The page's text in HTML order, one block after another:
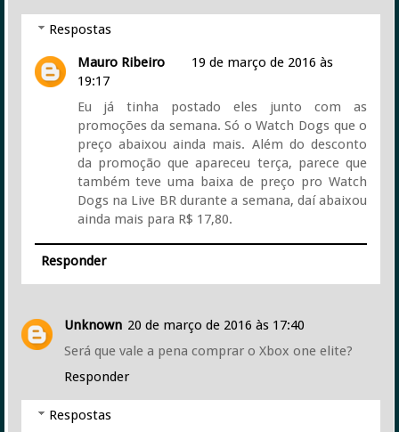
Respostas
Mauro Ribeiro
19 de março de 2016 às
19:17
Eu já tinha postado eles junto com as
promoções da semana. Só o Watch Dogs que o
preço abaixou ainda mais. Além do desconto
da promoção que apareceu terça, parece que
também teve uma baixa de preço pro Watch
Dogs na Live BR durante a semana, daí abaixou
ainda mais para R$ 17,80.
Responder
Unknown 20 de março de 2016 às 17:40
Será que vale a pena comprar o Xbox one elite?
Responder
Respostas